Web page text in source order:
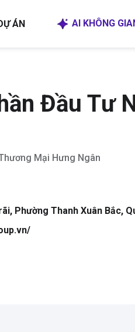
ÁN AI KHÔNG
Đầu Tư
Mại Hưng Ngân
Phường Thanh Xuân Bắc,